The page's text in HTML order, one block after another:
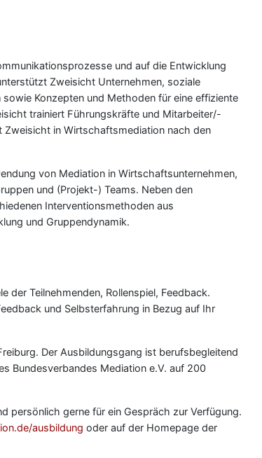
und auf die Entwicklung
Zweisicht Unternehmen, soziale
Konzepten und Methoden für eine effiziente
trainiert Führungskräfte und Mitarbeiter/-
Zweisicht in Wirtschaftsmediation nach den
von Mediation in Wirtschaftsunternehmen,
und (Projekt-) Teams. Neben den
Interventionsmethoden aus
und Gruppendynamik.
der Teilnehmenden, Rollenspiel, Feedback.
und Selbsterfahrung in Bezug auf Ihr
Der Ausbildungsgang ist berufsbegleitend
Bundesverbandes Mediation e.V. auf 200
persönlich gerne für ein Gespräch zur Verfügung.
ausbildung oder auf der Homepage der